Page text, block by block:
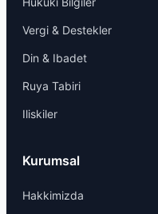
Vergi & Destekler
Din & Ibadet
Ruya Tabiri
Iliskiler
Kurumsal
Hakkimizda